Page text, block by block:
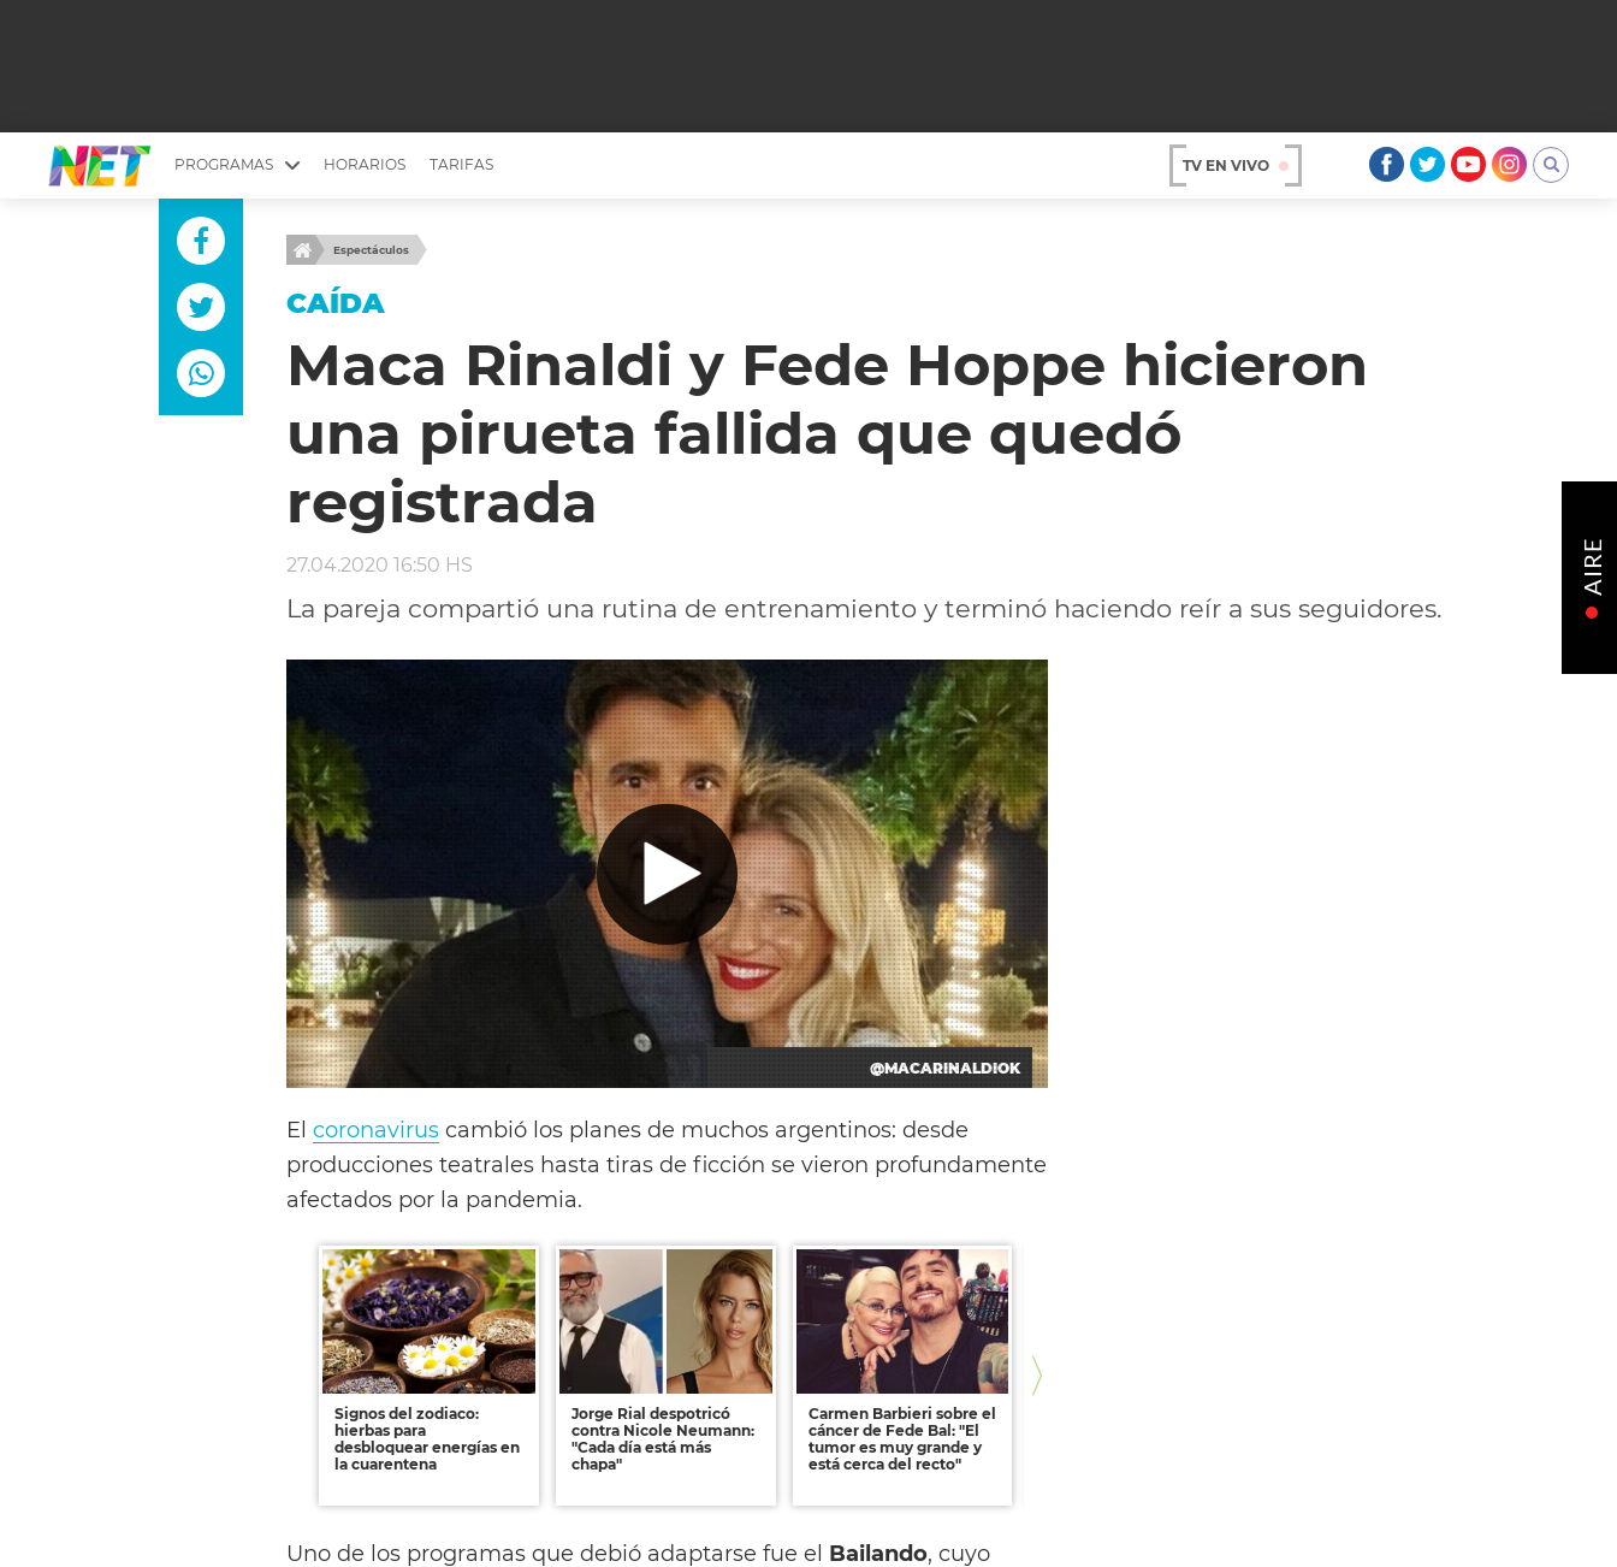
PROGRAMAS
MESA PICANTE
YUYITO A LA TARDE
EMPRENDI2
LONGOBARDI
EL OLIVO BLANCO
TU LUGAR IDEAL
CHICHE EN VIVO
ARGENTINOS X ARGENTINA
ESTÉTICA 360 TV
CARAS Y NEGOCIOS
SCOUTING PARA UN CAMBIO
INTELEXIS TV
ENTROMETIDOS EN LA TELE
ENTRE NOS
MODO FONTEVECCHIA
FIESTAS ARGENTINAS
FULL FACE TV
HORARIOS TARIFAS TV EN VIVO
Espectáculos
CAÍDA
Maca Rinaldi y Fede Hoppe hicieron
una pirueta fallida que quedó
registrada
27.04.2020 16:50 HS
La pareja compartió una rutina de entrenamiento y terminó haciendo reír a sus seguidores.
@MACARINALDIOK
El coronavirus cambió los planes de muchos argentinos: desde
producciones teatrales hasta tiras de ficción se vieron profundamente
afectados por la pandemia.
Signos del zodiaco:
hierbas para
desbloquear energías en
la cuarentena
Jorge Rial despotricó
contra Nicole Neumann:
"Cada día está más
chapa"
Carmen Barbieri sobre el
cáncer de Fede Bal: "El
tumor es muy grande y
está cerca del recto"
Uno de los programas que debió adaptarse fue el Bailando, cuyo
AIRE